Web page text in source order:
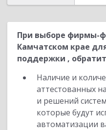
При выборе фирмы-
Камчатском крае
поддержки ,
Наличие и
аттестованных
и решений
которые будут
автоматизации